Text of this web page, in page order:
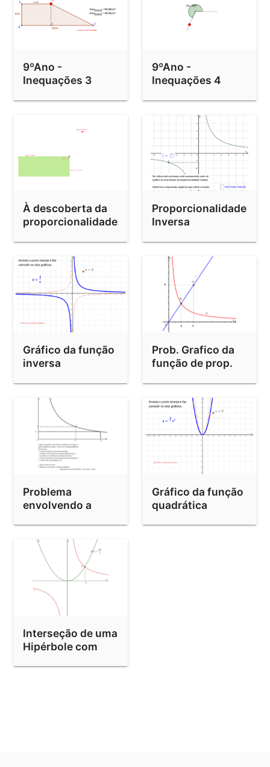
9ºAno -
Inequações 3
9ºAno -
Inequações 4
À descoberta da
proporcionalidade
inversa
Proporcionalidade
Inversa
Gráfico da função
inversa
Prob. Grafico da
função de prop.
inversa e direta
Problema
envolvendo a
Gráfico da função
quadrática
Interseção de uma
Hipérbole com